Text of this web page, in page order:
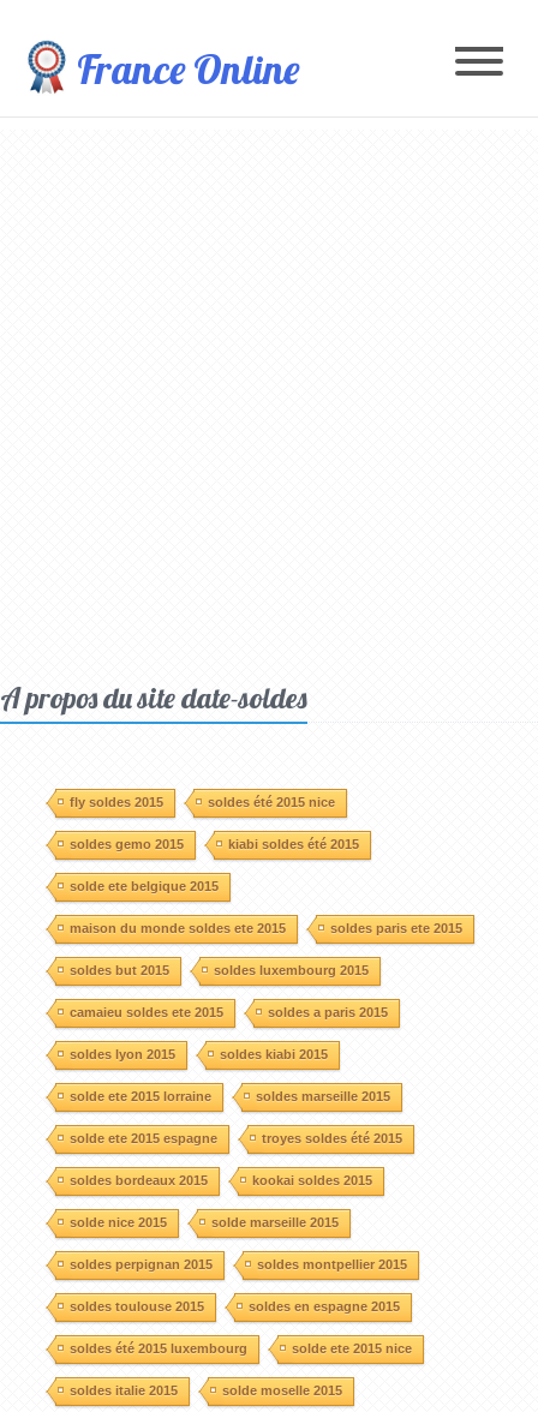
France Online
A propos du site date-soldes
fly soldes 2015 soldes été 2015 nice
soldes gemo 2015 kiabi soldes été 2015
solde ete belgique 2015
maison du monde soldes ete 2015 soldes paris ete 2015
soldes but 2015 soldes luxembourg 2015
camaieu soldes ete 2015 soldes a paris 2015
soldes lyon 2015 soldes kiabi 2015
solde ete 2015 lorraine soldes marseille 2015
solde ete 2015 espagne troyes soldes été 2015
soldes bordeaux 2015 kookai soldes 2015
solde nice 2015 solde marseille 2015
soldes perpignan 2015 soldes montpellier 2015
soldes toulouse 2015 soldes en espagne 2015
soldes été 2015 luxembourg solde ete 2015 nice
soldes italie 2015 solde moselle 2015